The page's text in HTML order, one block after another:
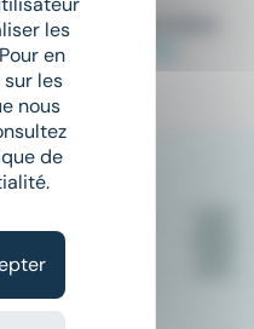
recherche ou bien
nos offres
les
en
les
nous
de